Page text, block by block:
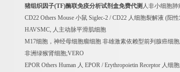
猪组织因子(TF)酶联免疫分析试剂盒免费代测 人非小细胞肺
CD22 Others Mouse 小鼠 Siglec-2 / CD22 人细胞裂解液 (阳
HAVSMC, 人主动脉平滑肌细胞
M17细胞，神经母细胞瘤细胞 非雄激素依赖型前列腺癌细胞
非洲绿猴肾细胞;VERO
EPOR Others Human 人 EPOR / Erythropoietin Receptor 人细